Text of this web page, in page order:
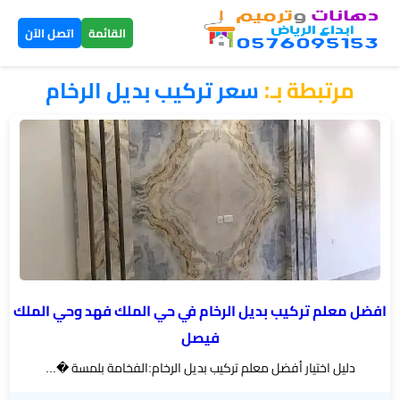
القائمة اتصل الآن ×
الرئيسية
خارجية
الرياض
مرتبطة بـ:سعر تركيب بديل الرخام
افضل معلم تركيب بديل الرخام في حي الملك فهد وحي الملك
فيصل
دليل اختيار أفضل معلم تركيب بديل الرخام:الفخامة بلمسة �...